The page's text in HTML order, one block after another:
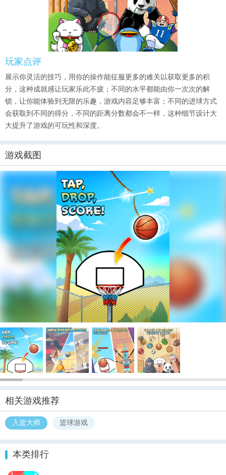
玩家点评
展示你灵活的技巧，用你的操作能征服更多的难关以获取更多的积
分，这种成就感让玩家乐此不疲；不同的水平都能由你一次次的解
锁，让你能体验到无限的乐趣，游戏内容足够丰富；不同的进球方式
会获取到不同的得分，不同的距离分数都会不一样，这种细节设计大
大提升了游戏的可玩性和深度。
游戏截图
相关游戏推荐
入篮大师 篮球游戏
本类排行